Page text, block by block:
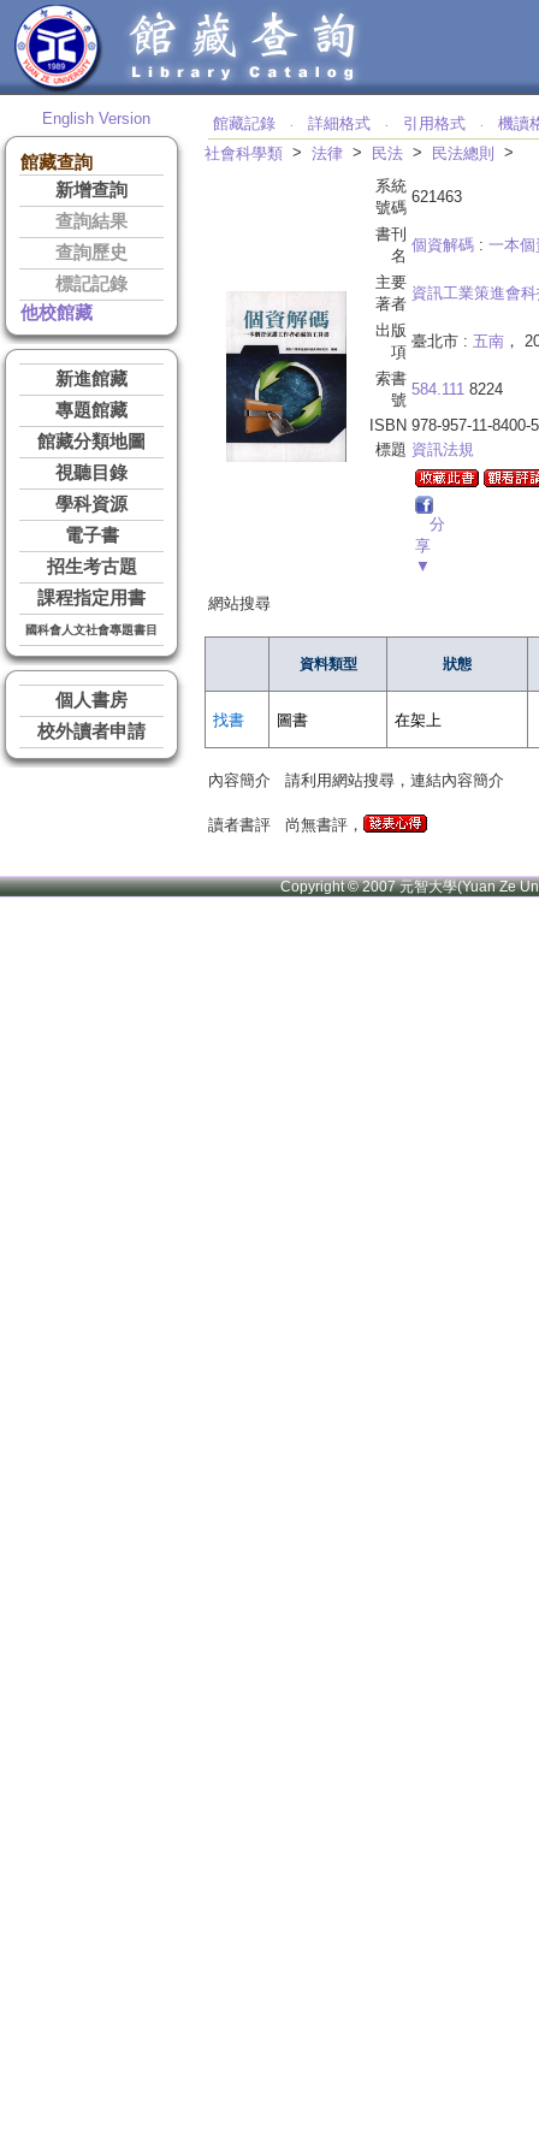
English Version
館藏查詢
新增查詢
查詢結果
查詢歷史
標記記錄
他校館藏
新進館藏
專題館藏
館藏分類地圖
視聽目錄
學科資源
電子書
招生考古題
課程指定用書
國科會人文社會專題書目
個人書房
校外讀者申請
館藏記錄 ‧ 詳細格式 ‧ 引用格式 ‧
機讀
社會科學類 > 法律 > 民法 > 民法總則
>
系統
號碼
621463
書刊
名
個資解碼 : 一本個
主要
著者
資訊工業策進會
出版
項
臺北市 : 五南 ，
索書
號
584.111 8224
ISBN 978-957-11-8400-5
標題 資訊法規
分
享
▼
網站搜尋
資料類型 狀態
找書 圖書 在架上
內容簡介 請利用網站搜尋，連結內容簡介
讀者書評 尚無書評，
Copyright © 2007 元智大學(Yuan Ze